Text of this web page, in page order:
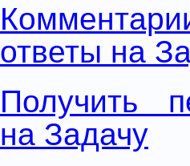
ответы на
Получить
на Задачу